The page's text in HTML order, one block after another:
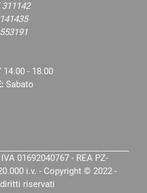
14.00 - 18.00
Sabato
01692040767 - REA PZ-
i.v. - Copyright © 2022 -
riservati